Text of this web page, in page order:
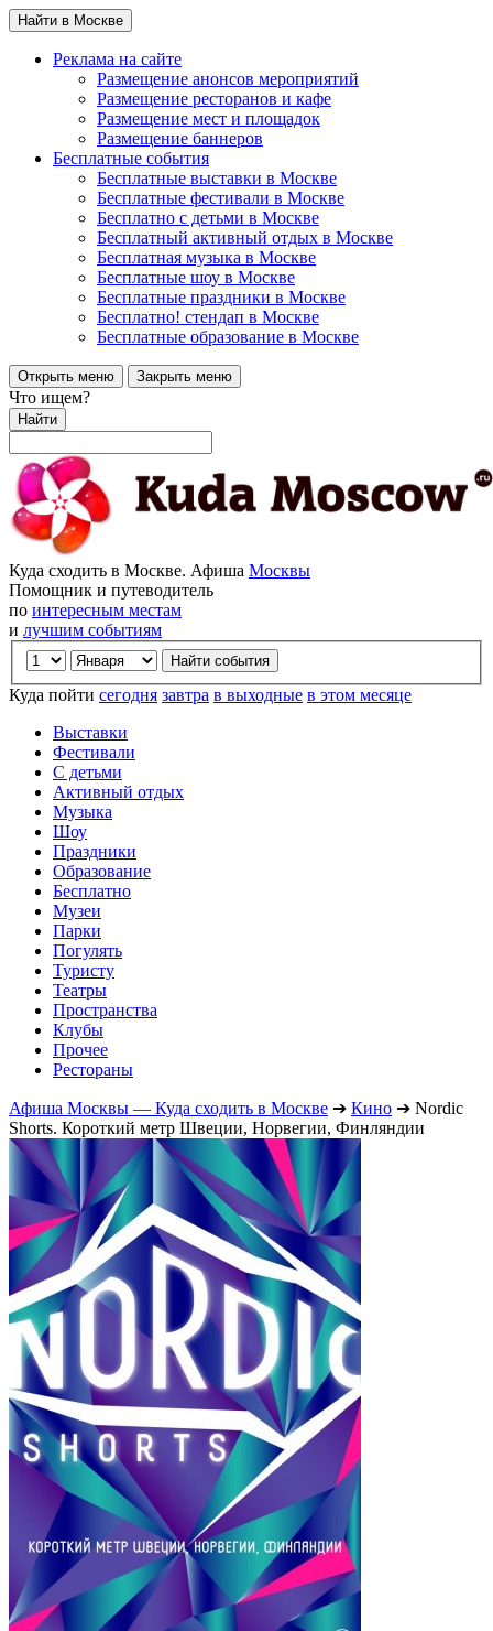
Найти в Москве
Реклама на сайте
Размещение анонсов мероприятий
Размещение ресторанов и кафе
Размещение мест и площадок
Размещение баннеров
Бесплатные события
Бесплатные выставки в Москве
Бесплатные фестивали в Москве
Бесплатно с детьми в Москве
Бесплатный активный отдых в Москве
Бесплатная музыка в Москве
Бесплатные шоу в Москве
Бесплатные праздники в Москве
Бесплатно! стендап в Москве
Бесплатные образование в Москве
Открыть меню Закрыть меню
Что ищем?
Найти
Куда сходить в Москве. Афиша Москвы
Помощник и путеводитель
по интересным местам
и лучшим событиям
Куда пойти сегодня завтра в выходные в этом месяце
Выставки
Фестивали
С детьми
Активный отдых
Музыка
Шоу
Праздники
Образование
Бесплатно
Музеи
Парки
Погулять
Туристу
Театры
Пространства
Клубы
Прочее
Рестораны
Афиша Москвы — Куда сходить в Москве ➔ Кино ➔ Nordic
Shorts. Короткий метр Швеции, Норвегии, Финляндии